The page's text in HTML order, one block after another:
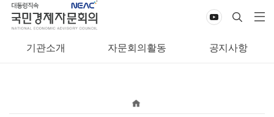
기관소개 자문회의활동 공지사항